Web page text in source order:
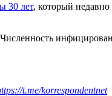
30 лет, который
t.me/korrespondentnet